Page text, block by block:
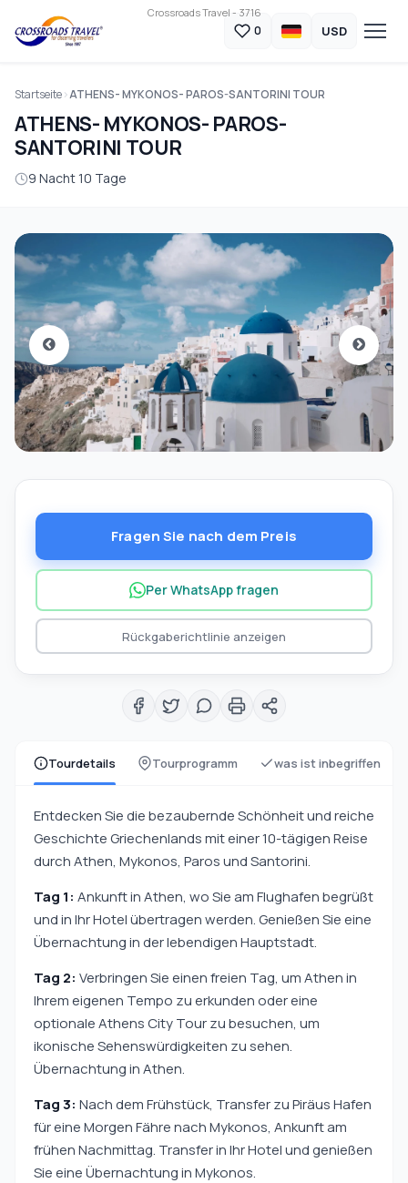
Crossroads Travel - 3716
0 USD
Startseite ATHENS- MYKONOS- PAROS-SANTORINI TOUR
ATHENS- MYKONOS- PAROS-
SANTORINI TOUR
9 Nacht 10 Tage
Tourdetails Tourprogramm was ist inbegriffen
Entdecken Sie die bezaubernde Schönheit und reiche
Geschichte Griechenlands mit einer 10-tägigen Reise
durch Athen, Mykonos, Paros und Santorini.
Tag 1: Ankunft in Athen, wo Sie am Flughafen begrüßt
und in Ihr Hotel übertragen werden. Genießen Sie eine
Übernachtung in der lebendigen Hauptstadt.
Tag 2: Verbringen Sie einen freien Tag, um Athen in
Ihrem eigenen Tempo zu erkunden oder eine
optionale Athens City Tour zu besuchen, um
ikonische Sehenswürdigkeiten zu sehen.
Übernachtung in Athen.
Tag 3: Nach dem Frühstück, Transfer zu Piräus Hafen
für eine Morgen Fähre nach Mykonos, Ankunft am
frühen Nachmittag. Transfer in Ihr Hotel und genießen
Sie eine Übernachtung in Mykonos.
Fragen Sie nach dem Preis
Per WhatsApp fragen
Rückgaberichtlinie anzeigen